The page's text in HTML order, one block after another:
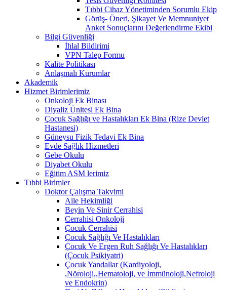
Tıbbi Cihaz Yönetiminden Sorumlu Ekip
Görüş- Öneri, Şikayet Ve Memnuniyet
Anket Sonuçlarını Değerlendirme Ekibi
Bilgi Güvenliği
İhlal Bildirimi
VPN Talep Formu
Kalite Politikası
Anlaşmalı Kurumlar
Akademik
Hizmet Birimlerimiz
Onkoloji Ek Binası
Diyaliz Ünitesi Ek Bina
Çocuk Sağlığı ve Hastalıkları Ek Bina (Rize Devlet
Hastanesi)
Güneysu Fizik Tedavi Ek Bina
Evde Sağlık Hizmetleri
Gebe Okulu
Diyabet Okulu
Eğitim ASM lerimiz
Tıbbi Birimler
Doktor Çalışma Takvimi
Aile Hekimliği
Beyin Ve Sinir Cerrahisi
Cerrahisi Onkoloji
Çocuk Cerrahisi
Çocuk Sağlığı Ve Hastalıkları
Çocuk Ve Ergen Ruh Sağlığı Ve Hastalıkları
(Çocuk Psikiyatri)
Çocuk Yandallar (Kardiyoloji,
,Nöroloji,,Hematoloji, ve İmmünoloji,Nefroloji
ve Endokrin)